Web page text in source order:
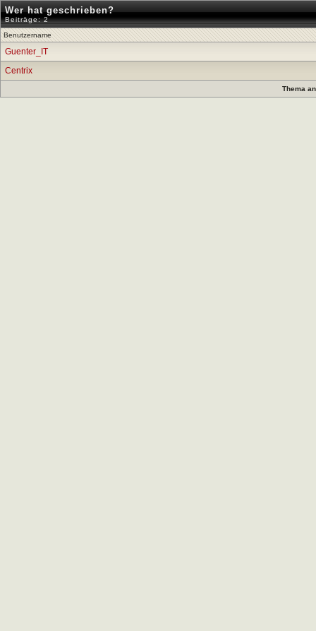
Wer hat geschrieben?
Beiträge: 2
Benutzername
Guenter_IT
Centrix
Thema